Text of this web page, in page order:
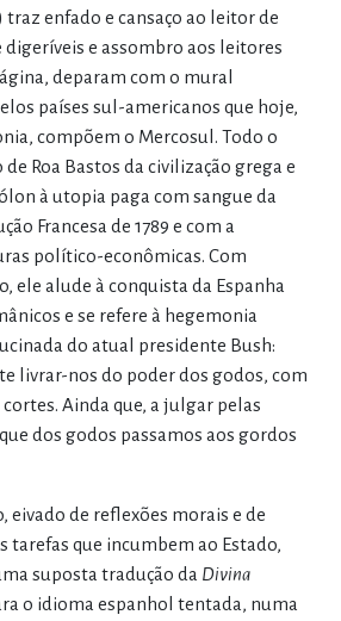
traz enfado e cansaço ao leitor de
e assombro aos leitores
deparam com o mural
países sul-americanos que hoje,
compõem o Mercosul. Todo o
Roa Bastos da civilização grega e
à utopia paga com sangue da
Francesa de 1789 e com a
político-econômicas. Com
ele alude à conquista da Espanha
e se refere à hegemonia
do atual presidente Bush:
livrar-nos do poder dos godos, com
cortes. Ainda que, a julgar pelas
dos godos passamos aos gordos
eivado de reflexões morais e de
tarefas que incumbem ao Estado,
suposta tradução da Divina
o idioma espanhol tentada, numa